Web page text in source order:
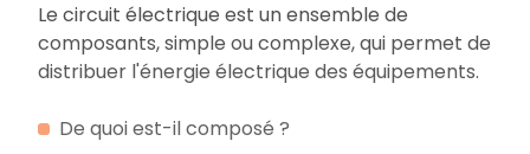
Le circuit électrique est un ensemble de
composants, simple ou complexe, qui permet de
distribuer l'énergie électrique des équipements.
De quoi est-il composé ?